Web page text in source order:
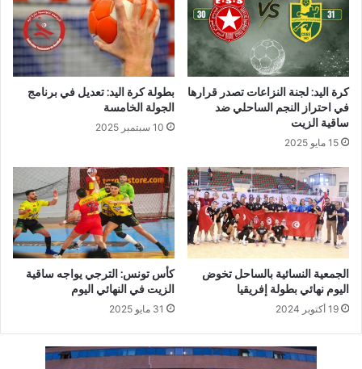
كرة اليد: لجنة النزاعات تصدر قرارها
في احتراز النجم الساحلي ضد
ساقية الزيت
15 مايو 2025
بطولة كرة اليد: تعديل في برنامج
الجولة الخامسة
10 سبتمبر 2025
الجمعية النسائية بالساحل تخوض
اليوم نهائي بطولة إفريقيا
19 أكتوبر 2024
كأس تونس: الترجي يواجه ساقية
الزيت في النهائي اليوم
31 مايو 2025